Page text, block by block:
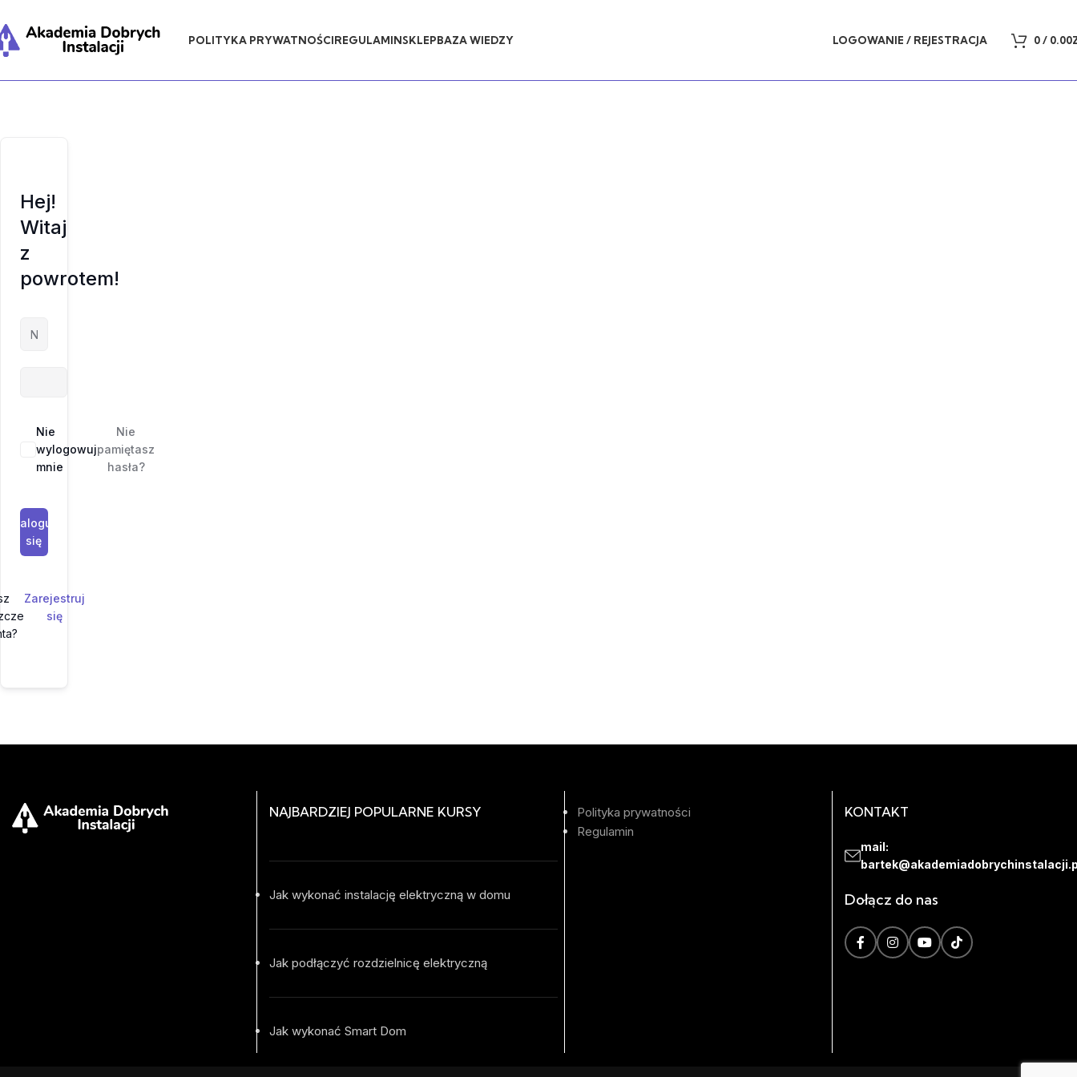
POLITYKA PRYWATNOŚCIREGULAMINSKLEPBAZA WIEDZY LOGOWANIE / REJESTRACJA 0/ 0.00
Hej!
Witaj
z
powrotem!
Nie
wylogowuj
mnie
Nie
pamiętasz
hasła?
Zaloguj
się
Zarejestruj
się
NAJBARDZIEJ POPULARNE KURSY
Jak wykonać instalację elektryczną w domu
Jak podłączyć rozdzielnicę elektryczną
Jak wykonać Smart Dom
Polityka prywatności
Regulamin
KONTAKT
mail:
Dołącz do nas